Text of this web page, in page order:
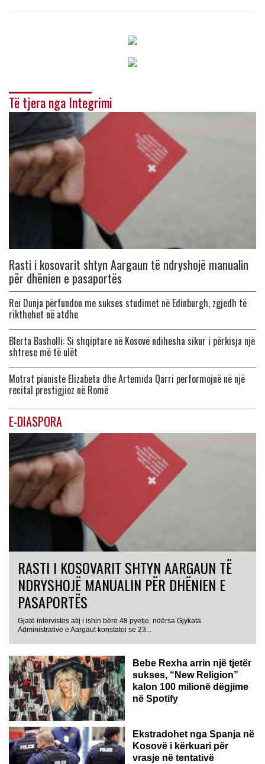
Të tjera nga Integrimi
Rasti i kosovarit shtyn Aargaun të ndryshojë manualin
për dhënien e pasaportës
Rei Dunja përfundon me sukses studimet në Edinburgh, zgjedh të
rikthehet në atdhe
Blerta Basholli: Si shqiptare në Kosovë ndihesha sikur i përkisja një
shtrese më të ulët
Motrat pianiste Elizabeta dhe Artemida Qarri performojnë në një
recital prestigjioz në Romë
E-DIASPORA
RASTI I KOSOVARIT SHTYN AARGAUN TË
NDRYSHOJË MANUALIN PËR DHËNIEN E
PASAPORTËS
Gjatë intervistës atij i ishin bërë 48 pyetje, ndërsa Gjykata
Administrative e Aargaut konstatoi se 23...
Bebe Rexha arrin një tjetër
sukses, “New Religion”
kalon 100 milionë dëgjime
në Spotify
Ekstradohet nga Spanja në
Kosovë i kërkuari për
vrasje në tentativë